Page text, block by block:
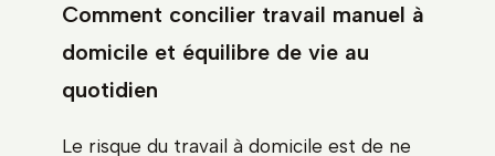
Comment concilier travail manuel à
domicile et équilibre de vie au
quotidien
Le risque du travail à domicile est de ne